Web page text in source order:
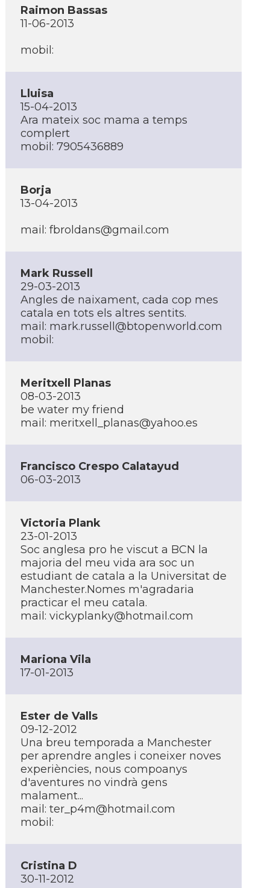
Raimon Bassas
11-06-2013
mobil:
Lluisa
15-04-2013
Ara mateix soc mama a temps
complert
mobil: 7905436889
Borja
13-04-2013
mail: fbroldans@gmail.com
Mark Russell
29-03-2013
Angles de naixament, cada cop mes
catala en tots els altres sentits.
mail: mark.russell@btopenworld.com
mobil:
Meritxell Planas
08-03-2013
be water my friend
mail: meritxell_planas@yahoo.es
Francisco Crespo Calatayud
06-03-2013
Victoria Plank
23-01-2013
Soc anglesa pro he viscut a BCN la
majoria del meu vida ara soc un
estudiant de catala a la Universitat de
Manchester.Nomes m'agradaria
practicar el meu catala.
mail: vickyplanky@hotmail.com
Mariona Vila
17-01-2013
Ester de Valls
09-12-2012
Una breu temporada a Manchester
per aprendre angles i coneixer noves
experiències, nous compoanys
d'aventures no vindrà gens
malament...
mail: ter_p4m@hotmail.com
mobil:
Cristina D
30-11-2012